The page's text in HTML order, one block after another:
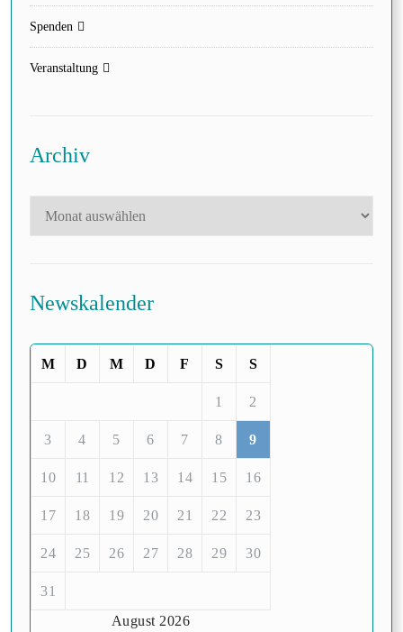
Spenden
Veranstaltung
Archiv
Newskalender
August 2026
M D M D F S S
1 2
3 4 5 6 7 8 9
10 11 12 13 14 15 16
17 18 19 20 21 22 23
24 25 26 27 28 29 30
31